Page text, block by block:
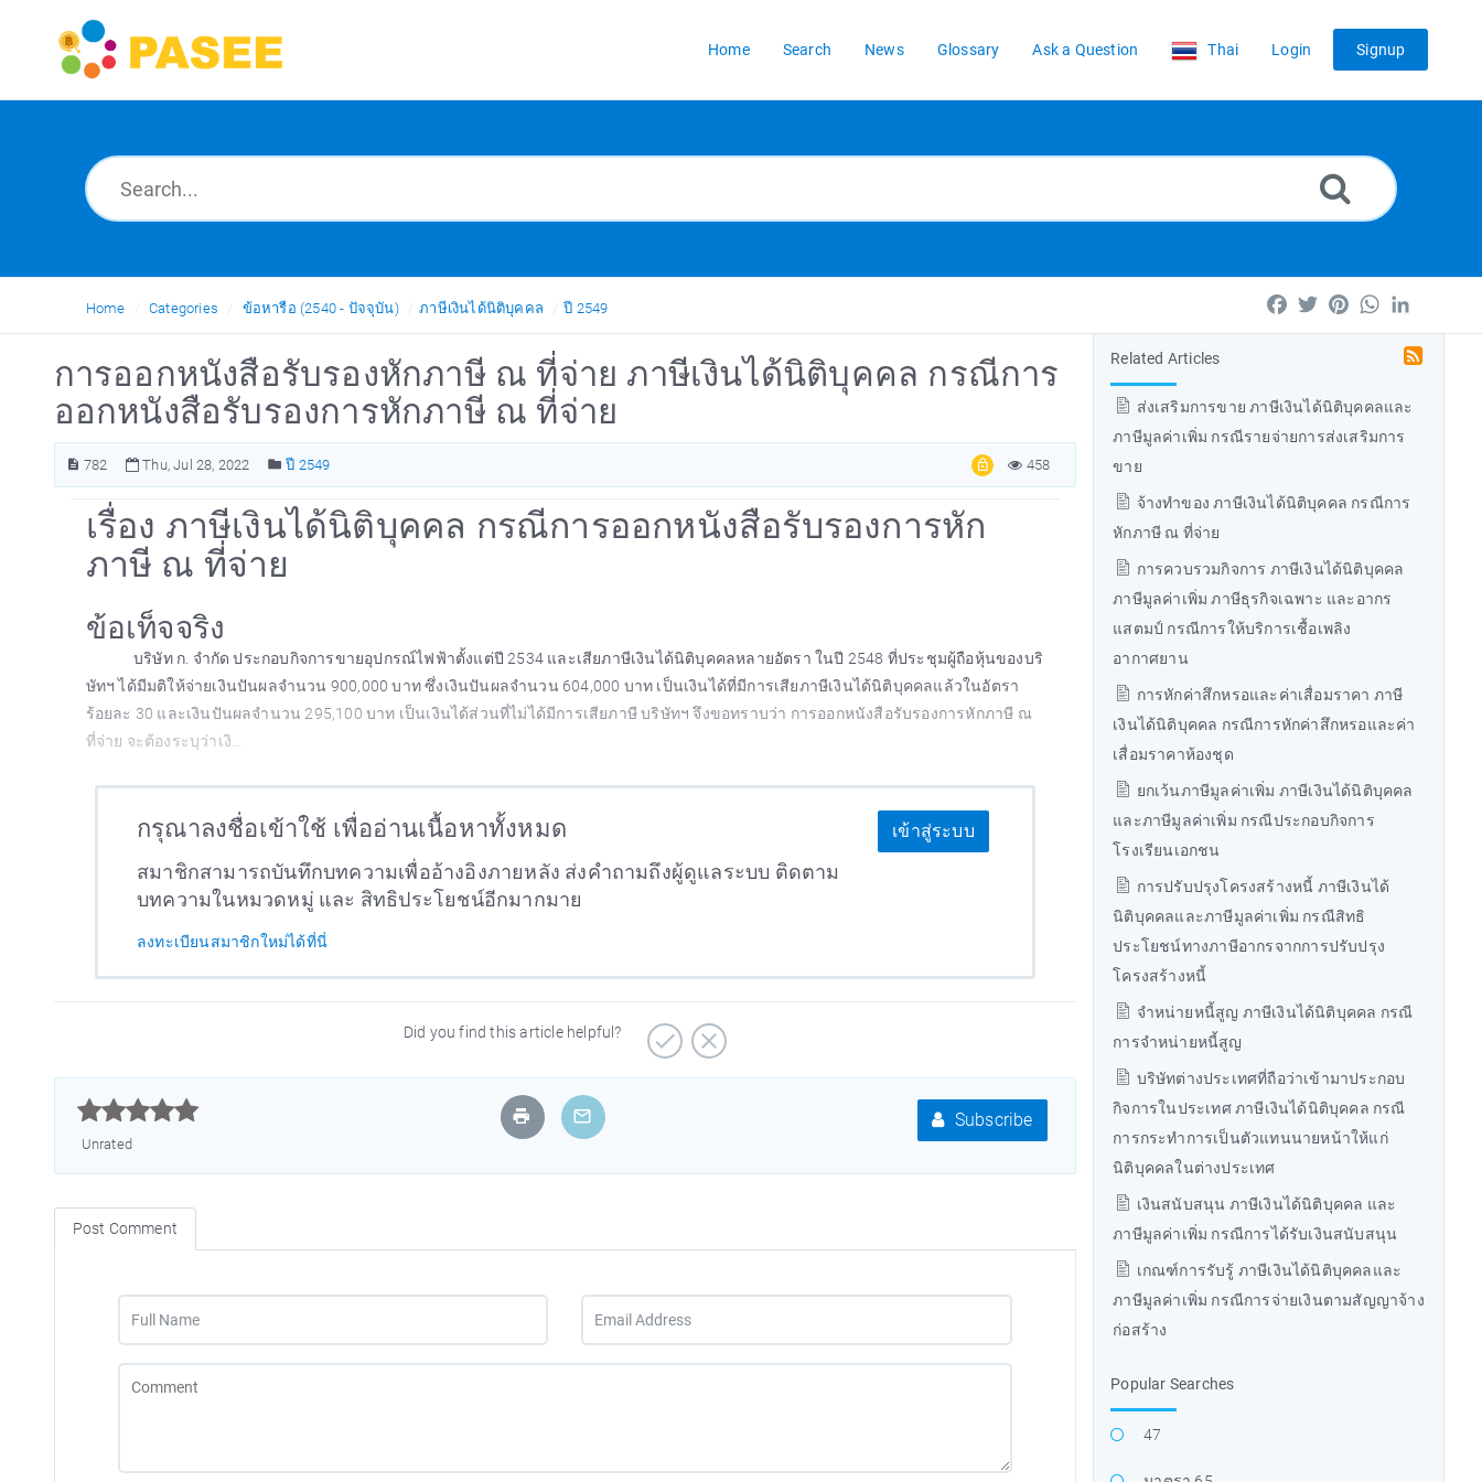
Home Search News Glossary Ask a Question Thai Login Signup
Home Categories ข้อหารือ (2540 - ปัจจุบัน) ภาษีเงินได้นิติบุคคล ปี 2549 Facebook
TwitterPinterestWhatsApp
Related Articles
ส่งเสริมการขาย ภาษีเงินได้นิติบุคคลและ
ภาษีมูลค่าเพิ่ม กรณีรายจ่ายการส่งเสริมการ
ขาย
จ้างทำของ ภาษีเงินได้นิติบุคคล กรณีการ
หักภาษี ณ ที่จ่าย
การควบรวมกิจการ ภาษีเงินได้นิติบุคคล
ภาษีมูลค่าเพิ่ม ภาษีธุรกิจเฉพาะ และอากร
แสตมป์ กรณีการให้บริการเชื้อเพลิง
อากาศยาน
การหักค่าสึกหรอและค่าเสื่อมราคา ภาษี
เงินได้นิติบุคคล กรณีการหักค่าสึกหรอและค่า
เสื่อมราคาห้องชุด
ยกเว้นภาษีมูลค่าเพิ่ม ภาษีเงินได้นิติบุคคล
และภาษีมูลค่าเพิ่ม กรณีประกอบกิจการ
โรงเรียนเอกชน
การปรับปรุงโครงสร้างหนี้ ภาษีเงินได้
นิติบุคคลและภาษีมูลค่าเพิ่ม กรณีสิทธิ
ประโยชน์ทางภาษีอากรจากการปรับปรุง
โครงสร้างหนี้
จำหน่ายหนี้สูญ ภาษีเงินได้นิติบุคคล กรณี
การจำหน่ายหนี้สูญ
บริษัทต่างประเทศที่ถือว่าเข้ามาประกอบ
กิจการในประเทศ ภาษีเงินได้นิติบุคคล กรณี
การกระทำการเป็นตัวแทนนายหน้าให้แก่
นิติบุคคลในต่างประเทศ
เงินสนับสนุน ภาษีเงินได้นิติบุคคล และ
ภาษีมูลค่าเพิ่ม กรณีการได้รับเงินสนับสนุน
เกณฑ์การรับรู้ ภาษีเงินได้นิติบุคคลและ
ภาษีมูลค่าเพิ่ม กรณีการจ่ายเงินตามสัญญาจ้าง
ก่อสร้าง
Popular Searches
47
การออกหนังสือรับรองหักภาษี ณ ที่จ่าย ภาษีเงินได้นิติบุคคล กรณีการ
ออกหนังสือรับรองการหักภาษี ณ ที่จ่าย
782 Thu, Jul 28, 2022 ปี 2549 458
เรื่อง ภาษีเงินได้นิติบุคคล กรณีการออกหนังสือรับรองการหัก
ภาษี ณ ที่จ่าย
ข้อเท็จจริง
บริษัท ก. จำกัด ประกอบกิจการขายอุปกรณ์ไฟฟ้าตั้งแต่ปี 2534 และเสียภาษีเงินได้นิติบุคคลหลายอัตรา ในปี 2548 ที่ประชุมผู้ถือหุ้นของบริ
ษัทฯ ได้มีมติให้จ่ายเงินปันผลจำนวน 900,000 บาท ซึ่งเงินปันผลจำนวน 604,000 บาท เป็นเงินได้ที่มีการเสียภาษีเงินได้นิติบุคคลแล้วในอัตรา
ร้อยละ 30 และเงินปันผลจำนวน 295,100 บาท เป็นเงินได้ส่วนที่ไม่ได้มีการเสียภาษี บริษัทฯ จึงขอทราบว่า การออกหนังสือรับรองการหักภาษี ณ
ที่จ่าย จะต้องระบุว่าเงิ...
กรุณาลงชื่อเข้าใช้ เพื่ออ่านเนื้อหาทั้งหมด
สมาชิกสามารถบันทึกบทความเพื่ออ้างอิงภายหลัง ส่งคำถามถึงผู้ดูแลระบบ ติดตาม
บทความในหมวดหมู่ และ สิทธิประโยชน์อีกมากมาย
ลงทะเบียนสมาชิกใหม่ได้ที่นี่
เข้าสู่ระบบ
Did you find this article helpful?



Unrated
Subscribe
Post Comment